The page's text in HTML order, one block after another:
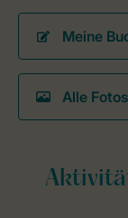
Meine
Alle